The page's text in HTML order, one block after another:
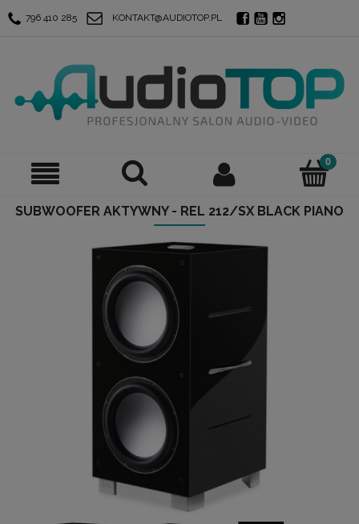
796 410 285 KONTAKT@AUDIOTOP.PL
SUBWOOFER AKTYWNY - REL 212/SX BLACK PIANO